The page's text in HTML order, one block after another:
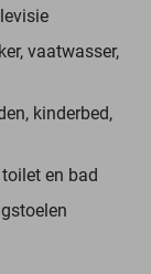
vaatwasser,
kinderbed,
en bad